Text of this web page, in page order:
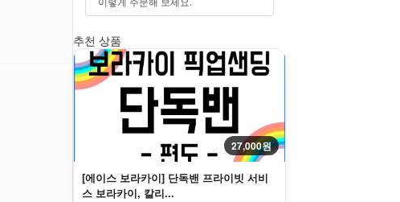
추천 상품
27,000원
[에이스 보라카이] 단독밴 프라이빗 서비
스 보라카이, 칼리...